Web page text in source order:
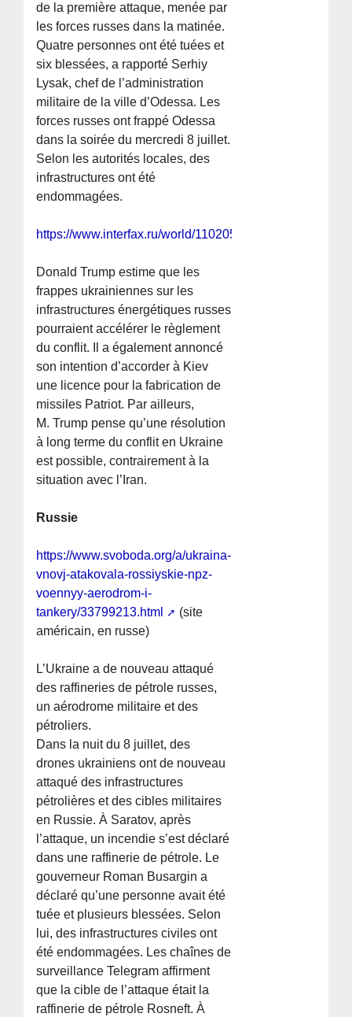
de la première attaque, menée par
les forces russes dans la matinée.
Quatre personnes ont été tuées et
six blessées, a rapporté Serhiy
Lysak, chef de l’administration
militaire de la ville d’Odessa. Les
forces russes ont frappé Odessa
dans la soirée du mercredi 8 juillet.
Selon les autorités locales, des
infrastructures ont été
endommagées.
https://www.interfax.ru/world/1102050
Donald Trump estime que les
frappes ukrainiennes sur les
infrastructures énergétiques russes
pourraient accélérer le règlement
du conflit. Il a également annoncé
son intention d’accorder à Kiev
une licence pour la fabrication de
missiles Patriot. Par ailleurs,
M. Trump pense qu’une résolution
à long terme du conflit en Ukraine
est possible, contrairement à la
situation avec l’Iran.
Russie
https://www.svoboda.org/a/ukraina-
vnovj-atakovala-rossiyskie-npz-
voennyy-aerodrom-i-
tankery/33799213.html
(site
américain, en russe)
L’Ukraine a de nouveau attaqué
des raffineries de pétrole russes,
un aérodrome militaire et des
pétroliers.
Dans la nuit du 8 juillet, des
drones ukrainiens ont de nouveau
attaqué des infrastructures
pétrolières et des cibles militaires
en Russie. À Saratov, après
l’attaque, un incendie s’est déclaré
dans une raffinerie de pétrole. Le
gouverneur Roman Busargin a
déclaré qu’une personne avait été
tuée et plusieurs blessées. Selon
lui, des infrastructures civiles ont
été endommagées. Les chaînes de
surveillance Telegram affirment
que la cible de l’attaque était la
raffinerie de pétrole Rosneft. À